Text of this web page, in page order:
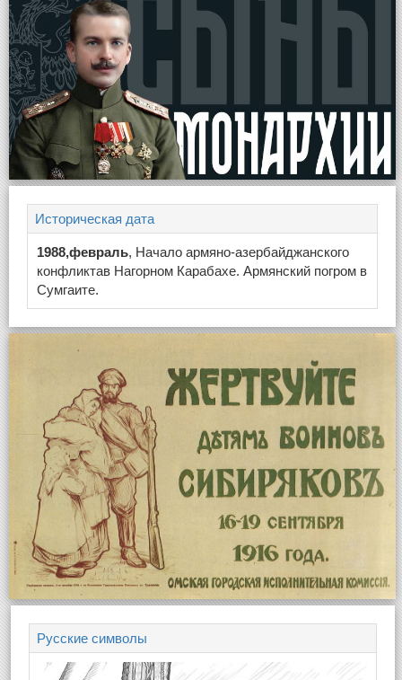
Историческая дата
1988,февраль, Начало армяно-азербайджанского
конфликтав Нагорном Карабахе. Армянский погром в
Сумгаите.
Русские символы